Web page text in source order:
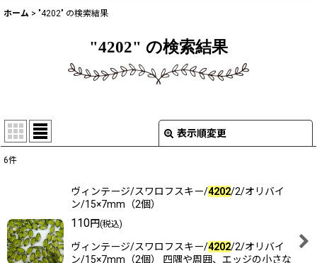
ホーム > "4202" の検索結果
"4202" の検索結果
表示順変更
在庫あり
6件
ヴィンテージ/スワロフスキー/4202/2/オリバイ
ン/15×7mm（2個）
110円(税込)
ヴィンテージ/スワロフスキー/4202/2/オリバイ
ン/15×7mm（2個） 四隅や周囲、エッジの小さな